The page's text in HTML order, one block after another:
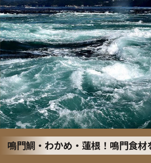
鳴門鯛・わかめ・蓮根！鳴門食